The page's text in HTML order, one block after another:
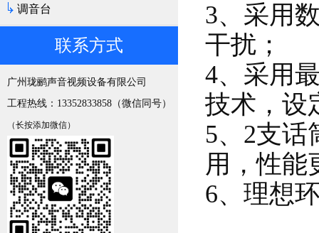
调音台
联系方式
广州珑鹂声音视频设备有限公司
工程热线：13352833858（微信同号）
（长按添加微信）
3、采用
干扰；
4、采用
技术，
5、2支话
用，性
6、理想